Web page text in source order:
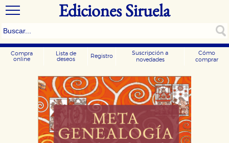
Ediciones Siruela
Compra
online
Lista de
deseos
Registro
Suscripción a
novedades
Cómo
comprar